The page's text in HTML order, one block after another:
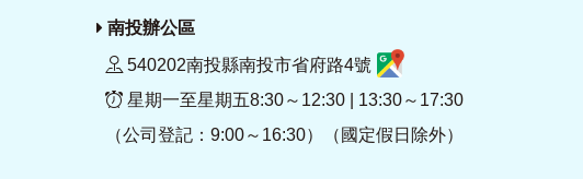
南投辦公區
540202南投縣南投市省府路4號
星期一至星期五8:30～12:30 | 13:30～17:30
（公司登記：9:00～16:30）（國定假日除外）